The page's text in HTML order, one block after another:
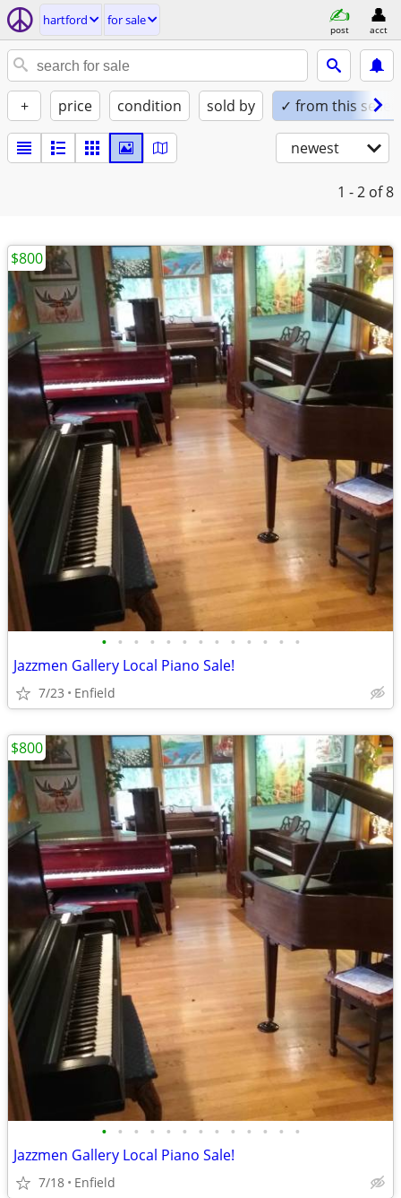
hartford for sale
post acct
+ price condition sold by ✓ from this seller
newest
1 - 2 of 8
• • • • • • • • • • • • •
Jazzmen Gallery Local Piano Sale!
7/23 Enfield
$800
• • • • • • • • • • • • •
Jazzmen Gallery Local Piano Sale!
7/18 Enfield
$800